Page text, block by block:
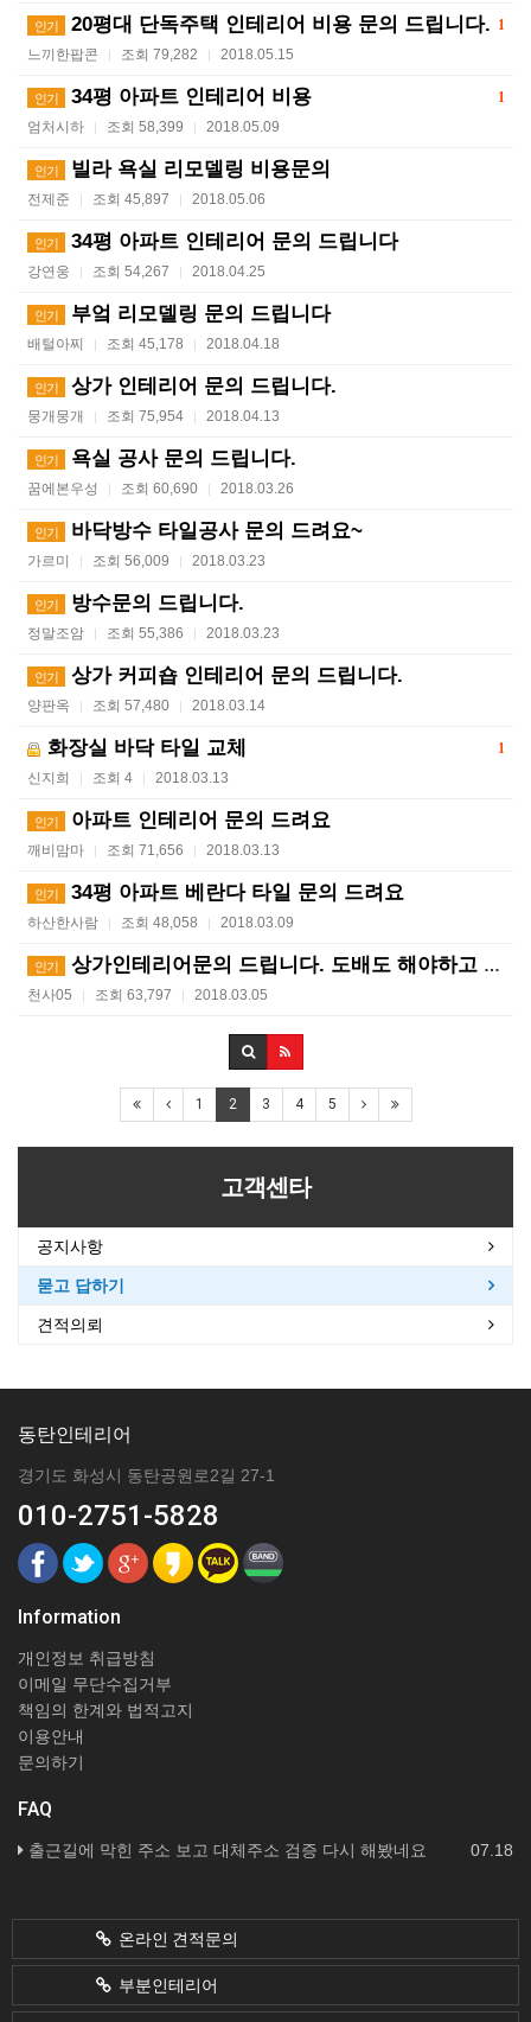
1
인기 20평대 단독주택 인테리어 비용 문의 드립니다.
느끼한팝콘 | 조회 79,282 | 2018.05.15
1
인기 34평 아파트 인테리어 비용
엄처시하 | 조회 58,399 | 2018.05.09
인기 빌라 욕실 리모델링 비용문의
전제준 | 조회 45,897 | 2018.05.06
인기 34평 아파트 인테리어 문의 드립니다
강연웅 | 조회 54,267 | 2018.04.25
인기 부엌 리모델링 문의 드립니다
배털아찌 | 조회 45,178 | 2018.04.18
인기 상가 인테리어 문의 드립니다.
뭉개뭉개 | 조회 75,954 | 2018.04.13
인기 욕실 공사 문의 드립니다.
꿈에본우성 | 조회 60,690 | 2018.03.26
인기 바닥방수 타일공사 문의 드려요~
가르미 | 조회 56,009 | 2018.03.23
인기 방수문의 드립니다.
정말조암 | 조회 55,386 | 2018.03.23
인기 상가 커피숍 인테리어 문의 드립니다.
양판옥 | 조회 57,480 | 2018.03.14
1
화장실 바닥 타일 교체
신지희 | 조회 4 | 2018.03.13
인기 아파트 인테리어 문의 드려요
깨비맘마 | 조회 71,656 | 2018.03.13
인기 34평 아파트 베란다 타일 문의 드려요
하산한사람 | 조회 48,058 | 2018.03.09
인기 상가인테리어문의 드립니다. 도배도 해야하고 주방 및 페…
천사05 | 조회 63,797 | 2018.03.05
1 2 3 4 5
고객센타
공지사항
묻고 답하기
견적의뢰
동탄인테리어
경기도 화성시 동탄공원로2길 27-1
010-2751-5828
Information
개인정보 취급방침
이메일 무단수집거부
책임의 한계와 법적고지
이용안내
문의하기
FAQ
07.18
출근길에 막힌 주소 보고 대체주소 검증 다시 해봤네요
온라인 견적문의
부분인테리어